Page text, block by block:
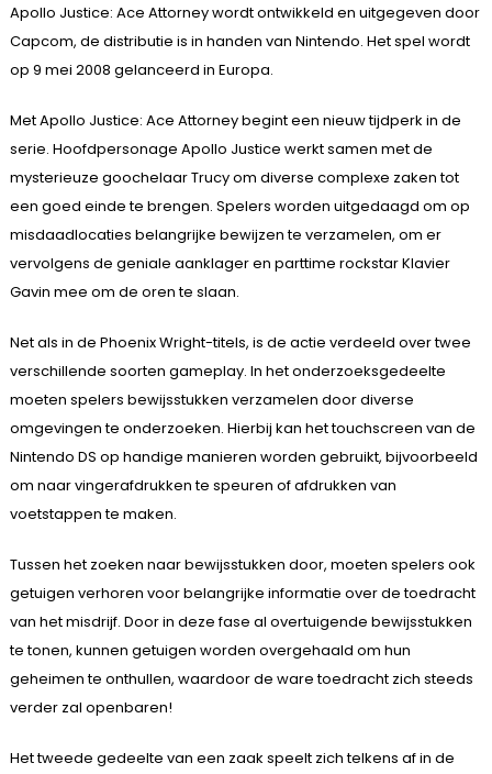
Apollo Justice: Ace Attorney wordt ontwikkeld en uitgegeven door
Capcom, de distributie is in handen van Nintendo. Het spel wordt
op 9 mei 2008 gelanceerd in Europa.
Met Apollo Justice: Ace Attorney begint een nieuw tijdperk in de
serie. Hoofdpersonage Apollo Justice werkt samen met de
mysterieuze goochelaar Trucy om diverse complexe zaken tot
een goed einde te brengen. Spelers worden uitgedaagd om op
misdaadlocaties belangrijke bewijzen te verzamelen, om er
vervolgens de geniale aanklager en parttime rockstar Klavier
Gavin mee om de oren te slaan.
Net als in de Phoenix Wright-titels, is de actie verdeeld over twee
verschillende soorten gameplay. In het onderzoeksgedeelte
moeten spelers bewijsstukken verzamelen door diverse
omgevingen te onderzoeken. Hierbij kan het touchscreen van de
Nintendo DS op handige manieren worden gebruikt, bijvoorbeeld
om naar vingerafdrukken te speuren of afdrukken van
voetstappen te maken.
Tussen het zoeken naar bewijsstukken door, moeten spelers ook
getuigen verhoren voor belangrijke informatie over de toedracht
van het misdrijf. Door in deze fase al overtuigende bewijsstukken
te tonen, kunnen getuigen worden overgehaald om hun
geheimen te onthullen, waardoor de ware toedracht zich steeds
verder zal openbaren!
Het tweede gedeelte van een zaak speelt zich telkens af in de